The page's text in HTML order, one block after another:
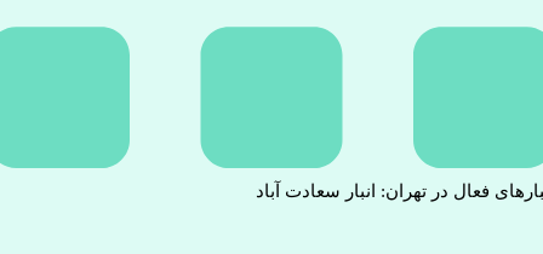
فعال در تهران: انبار سعادت آباد